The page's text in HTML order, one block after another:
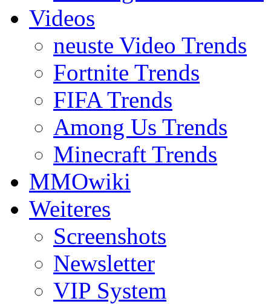
Videos
neuste Video Trends
Fortnite Trends
FIFA Trends
Among Us Trends
Minecraft Trends
MMOwiki
Weiteres
Screenshots
Newsletter
VIP System